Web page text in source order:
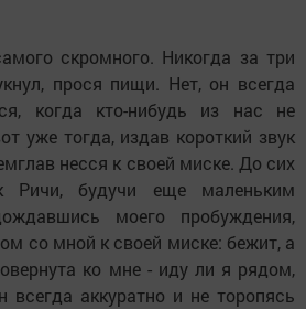
скромного. Никогда за три
прося пищи. Нет, он всегда
когда кто-нибудь из нас не
уже тогда, издав короткий звук
несся к своей миске. До сих
Ричи, будучи еще маленьким
моего пробуждения,
со мной к своей миске: бежит, а
ко мне - иду ли я рядом,
всегда аккуратно и не торопясь